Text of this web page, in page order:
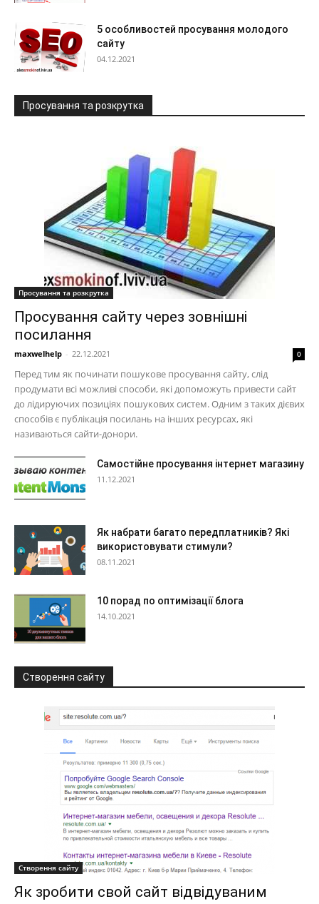
5 особливостей просування молодого
сайту
04.12.2021
Просування та розкрутка
Просування та розкрутка
Просування сайту через зовнішні
посилання
maxwelhelp - 22.12.2021 0
Перед тим як починати пошукове просування сайту, слід
продумати всі можливі способи, які допоможуть привести сайт
до лідируючих позиціях пошукових систем. Одним з таких дієвих
способів є публікація посилань на інших ресурсах, які
називаються сайти-донори.
Самостійне просування інтернет магазину
11.12.2021
Як набрати багато передплатників? Які
використовувати стимули?
08.11.2021
10 порад по оптимізації блога
14.10.2021
Створення сайту
Створення сайту
Як зробити свой сайт відвідуваним